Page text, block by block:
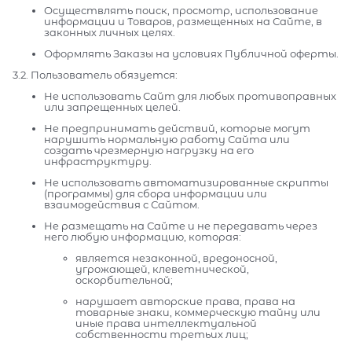
Осуществлять поиск, просмотр, использование
информации и Товаров, размещенных на Сайте, в
законных личных целях.
Оформлять Заказы на условиях Публичной оферты.
3.2. Пользователь обязуется:
Не использовать Сайт для любых противоправных
или запрещенных целей.
Не предпринимать действий, которые могут
нарушить нормальную работу Сайта или
создать чрезмерную нагрузку на его
инфраструктуру.
Не использовать автоматизированные скрипты
(программы) для сбора информации или
взаимодействия с Сайтом.
Не размещать на Сайте и не передавать через
него любую информацию, которая:
является незаконной, вредоносной,
угрожающей, клеветнической,
оскорбительной;
нарушает авторские права, права на
товарные знаки, коммерческую тайну или
иные права интеллектуальной
собственности третьих лиц;